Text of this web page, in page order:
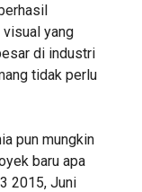
yang
di industri
tidak perlu
pun mungkin
baru apa
2015, Juni